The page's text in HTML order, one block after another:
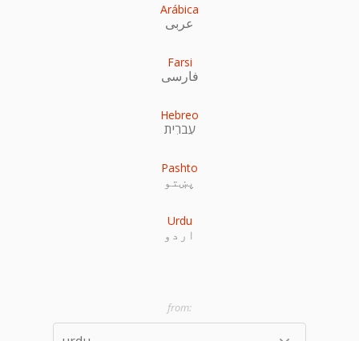
Arábica
عربى
Farsi
فارسی
Hebreo
עִברִית
Pashto
پښتو
Urdu
اردو